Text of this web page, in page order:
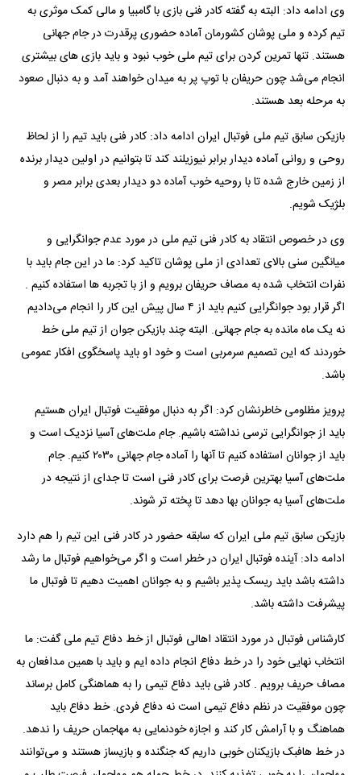
وی ادامه داد: البته‌ به گفته کادر فنی بازی با گامبیا و مالی کمک موثری به
تیم کرده و ملی پوشان کشورمان آماده حضوری پرقدرت در جام جهانی
هستند. تنها تمرین کردن برای تیم ملی خوب نبود و باید بازی های بیشتری
انجام می‌شد چون حریفان با توپ پر به میدان خواهند آمد و به دنبال صعود
به مرحله بعد هستند.
بازیکن سابق تیم ملی فوتبال ایران ادامه داد: کادر فنی باید تیم را از لحاظ
روحی و روانی آماده دیدار برابر نیوزیلند کند تا بتوانیم در اولین دیدار برنده
از زمین خارج شده تا با روحیه خوب آماده دو دیدار بعدی برابر مصر و
بلژیک شویم.
وی در خصوص انتقاد به کادر فنی تیم ملی در مورد عدم جوانگرایی و
میانگین سنی بالای تعدادی از ملی پوشان تاکید کرد: ما در این جام باید با
نفرات انتخاب شده به مصاف حریفان برویم و از با تجربه ها استفاده کنیم ‌.
اگر قرار بود جوانگرایی کنیم باید از ۴ سال پیش این کار را انجام می‌دادیم
نه یک ماه مانده به جام جهانی. البته چند بازیکن جوان از تیم ملی خط
خوردند که این تصمیم سرمربی است و خود او باید پاسخگوی افکار عمومی
باشد.
پرویز مظلومی خاطرنشان کرد: اگر به دنبال موفقیت فوتبال ایران هستیم
باید از جوانگرایی ترسی نداشته باشیم. جام ملت‌های آسیا نزدیک است و
باید از جوانان استفاده کنیم تا آنها را آماده جام جهانی ۲۰۳۰ کنیم. جام
ملت‌های آسیا بهترین فرصت برای کادر فنی است تا جدای از نتیجه در
ملت‌های آسیا به جوانان بها دهد تا پخته تر شوند.
بازیکن سابق تیم ملی ایران که سابقه حضور در کادر فنی این تیم را هم دارد
ادامه داد: آینده فوتبال ایران در خطر است و اگر می‌خواهیم فوتبال ما رشد
داشته باشد باید ریسک پذیر باشیم و به جوانان اهمیت دهیم تا فوتبال ما
پیشرفت داشته باشد.
کارشناس فوتبال در مورد انتقاد اهالی فوتبال از خط دفاع تیم ملی گفت: ما
انتخاب نهایی خود را در خط دفاع انجام داده ایم و باید با همین مدافعان به
مصاف حریف برویم . کادر فنی باید دفاع تیمی را به هماهنگی کامل برساند
چون موفقیت در نظم دفاع تیمی است نه دفاع فردی. خط دفاع باید
هماهنگ و با آرامش کار کند و اجازه خودنمایی به مهاجمان حریف را ندهد.
در خط هافبک بازیکنان خوبی داریم که جنگنده و بازیساز هستند و می‌توانند